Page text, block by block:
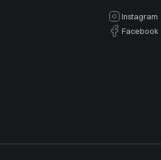
Instagram
Facebook